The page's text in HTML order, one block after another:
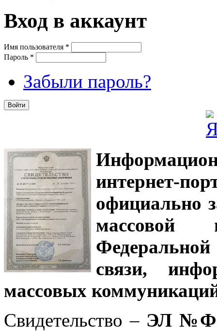
Вход в аккаунт
Имя пользователя *
Пароль *
Забыли пароль?
интернет-
официально
связи,
массовых
Свидетельство – ЭЛ